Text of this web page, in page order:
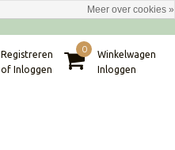
Registreren
of Inloggen
0
Winkelwagen
Inloggen
Meer over cookies »